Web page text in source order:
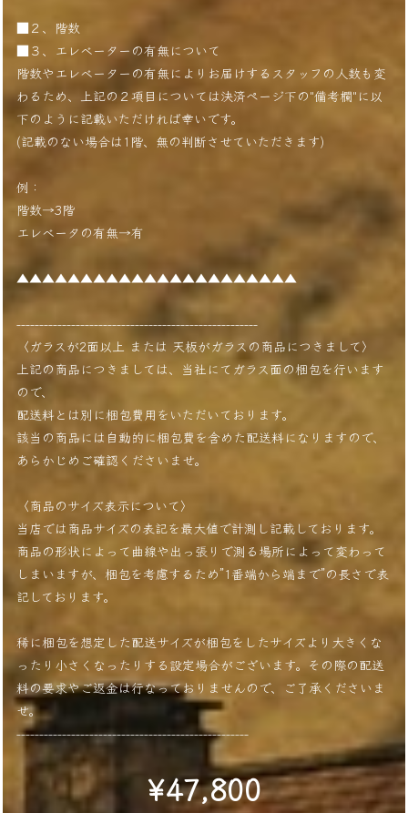
■２、階数
■３、エレベーターの有無について
階数やエレベーターの有無によりお届けするスタッフの人数も変
わるため、上記の２項目については決済ページ下の"備考欄"に以
下のように記載いただければ幸いです。
(記載のない場合は1階、無の判断させていただきます)
例：
階数→3階
エレベータの有無→有
▲▲▲▲▲▲▲▲▲▲▲▲▲▲▲▲▲▲▲▲▲▲
-----------------------------------------------------
〈ガラスが2面以上 または 天板がガラスの商品につきまして〉
上記の商品につきましては、当社にてガラス面の梱包を行います
ので、
配送料とは別に梱包費用をいただいております。
該当の商品には自動的に梱包費を含めた配送料になりますので、
あらかじめご確認くださいませ。
〈商品のサイズ表示について〉
当店では商品サイズの表記を最大値で計測し記載しております。
商品の形状によって曲線や出っ張りで測る場所によって変わって
しまいますが、梱包を考慮するため”1番端から端まで”の長さで表
記しております。
稀に梱包を想定した配送サイズが梱包をしたサイズより大きくな
ったり小さくなったりする設定場合がございます。その際の配送
料の要求やご返金は行なっておりませんので、ご了承くださいま
せ。
---------------------------------------------------
¥47,800